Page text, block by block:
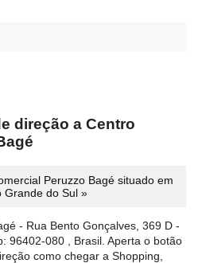
direção a Centro
Peruzzo Bagé situado em
Grande do Sul »
- Rua Bento Gonçalves, 369 D -
96402-080 , Brasil. Aperta o botão
como chegar a Shopping,